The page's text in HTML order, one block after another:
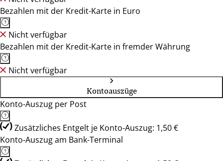
Bezahlen mit der Kredit-Karte in Euro
Nicht verfügbar
Bezahlen mit der Kredit-Karte in fremder Währung
Nicht verfügbar
Kontoauszüge
Konto-Auszug per Post
Zusätzliches Entgelt je Konto-Auszug: 1,50 €
Konto-Auszug am Bank-Terminal